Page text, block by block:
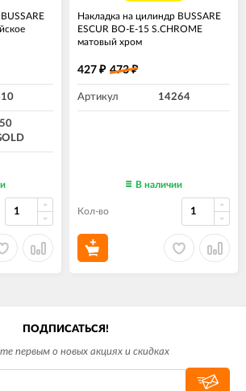
Накладка на цилиндр BUSSARE
ESCUR BO-E-15 S.CHROME
матовый хром
427 ₽ 473₽
Артикул 14264
В наличии
Кол-во
ПОДПИСАТЬСЯ!
первым о новых акциях и скидках